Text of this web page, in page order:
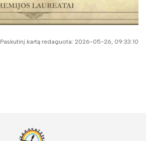
Paskutinį kartą redaguota: 2026-05-26, 09:33:10